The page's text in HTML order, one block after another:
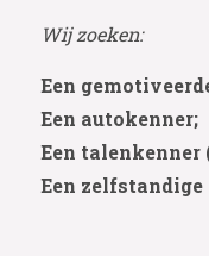
Wij zoeken:
Een
Een autokenner;
Een talenkenner
Een zelfstandige